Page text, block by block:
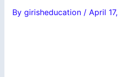
By girisheducation / April